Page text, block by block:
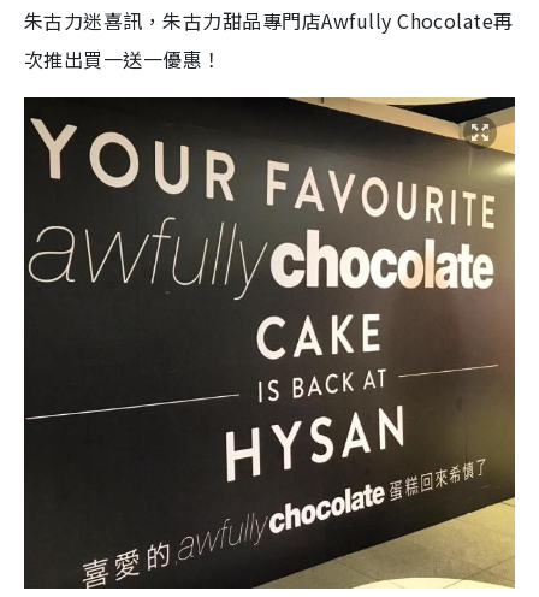
朱古力迷喜訊，朱古力甜品專門店Awfully Chocolate再
次推出買一送一優惠！